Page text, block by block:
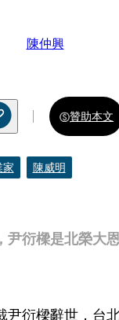
尹衍樑是北榮大
陳仲興
贊助本文
家 陳威明
尹衍樑辭世，台